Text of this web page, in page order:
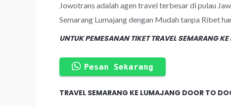
Jowotrans adalah agen travel terbesar di pulau
Semarang Lumajang dengan Mudah tanpa Ribet
UNTUK PEMESANAN TIKET TRAVEL SEMARANG
Pesan Sekarang
TRAVEL SEMARANG KE LUMAJANG DOOR TO